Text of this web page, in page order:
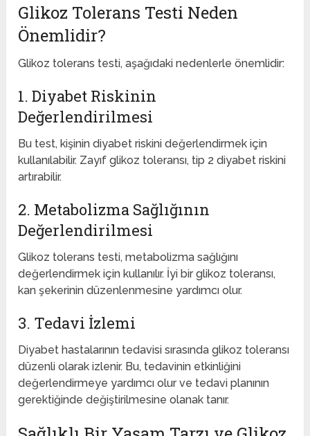
Glikoz Tolerans Testi Neden
Önemlidir?
Glikoz tolerans testi, aşağıdaki nedenlerle önemlidir:
1. Diyabet Riskinin
Değerlendirilmesi
Bu test, kişinin diyabet riskini değerlendirmek için
kullanılabilir. Zayıf glikoz toleransı, tip 2 diyabet riskini
artırabilir.
2. Metabolizma Sağlığının
Değerlendirilmesi
Glikoz tolerans testi, metabolizma sağlığını
değerlendirmek için kullanılır. İyi bir glikoz toleransı,
kan şekerinin düzenlenmesine yardımcı olur.
3. Tedavi İzlemi
Diyabet hastalarının tedavisi sırasında glikoz toleransı
düzenli olarak izlenir. Bu, tedavinin etkinliğini
değerlendirmeye yardımcı olur ve tedavi planının
gerektiğinde değiştirilmesine olanak tanır.